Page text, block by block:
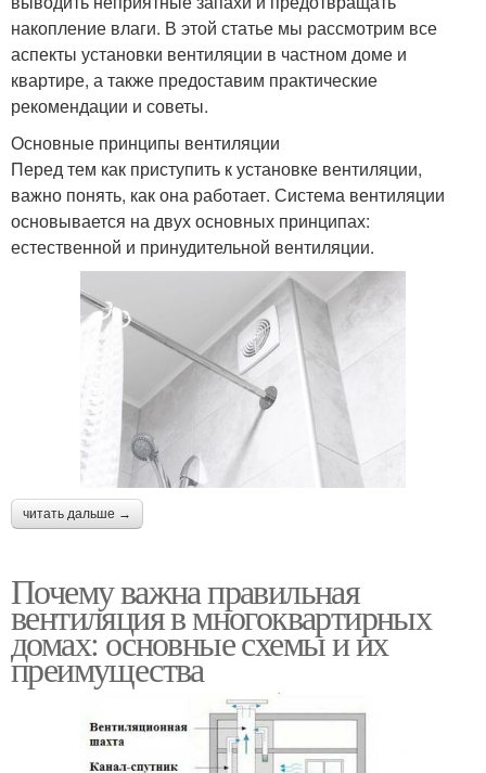
накопление влаги. В этой статье мы рассмотрим все
аспекты установки вентиляции в частном доме и
квартире, а также предоставим практические
рекомендации и советы.
Основные принципы вентиляции
Перед тем как приступить к установке вентиляции,
важно понять, как она работает. Система вентиляции
основывается на двух основных принципах:
естественной и принудительной вентиляции.
читать дальше →
Почему важна правильная
вентиляция в многоквартирных
домах: основные схемы и их
преимущества